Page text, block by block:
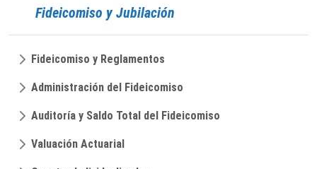
Fideicomiso y Jubilación
Fideicomiso y Reglamentos
Administración del Fideicomiso
Auditoría y Saldo Total del Fideicomiso
Valuación Actuarial